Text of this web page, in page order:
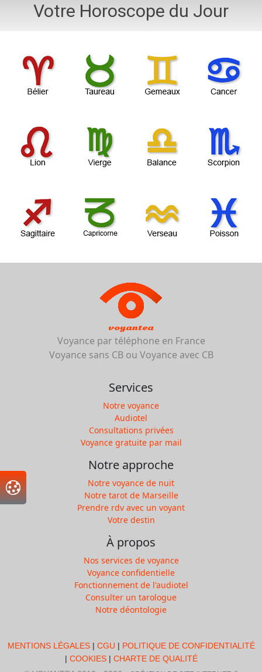
Votre Horoscope du Jour
voyantea
Voyance par téléphone en France
Voyance sans CB ou Voyance avec CB
Services
Notre voyance
Audiotel
Consultations privées
Voyance gratuite par mail
Notre approche
Notre voyance de nuit
Notre tarot de Marseille
Prendre rdv avec un voyant
Votre destin
À propos
Nos services de voyance
Voyance confidentielle
Fonctionnement de l'audiotel
Consulter un tarologue
Notre déontologie
MENTIONS LÉGALES | CGU | POLITIQUE DE CONFIDENTIALITÉ
| COOKIES| CHARTE DE QUALITÉ